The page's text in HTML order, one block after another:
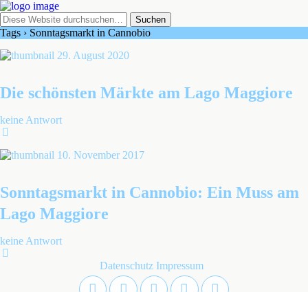
Tags › Sonntagsmarkt in Cannobio
29. August 2020
Die schönsten Märkte am Lago Maggiore
keine Antwort
10. November 2017
Sonntagsmarkt in Cannobio: Ein Muss am
Lago Maggiore
keine Antwort
Datenschutz Impressum